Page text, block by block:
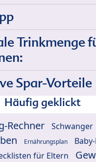
Trinkmenge
Spar-Vorteile
Häufig geklickt
Rechner Schwanger
Ernährungsplan
für Eltern